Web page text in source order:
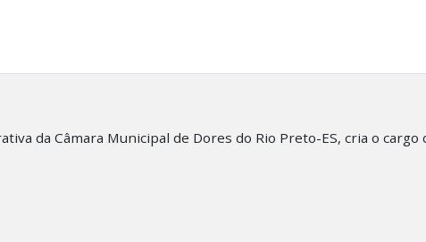
da Câmara Municipal de Dores do Rio Preto-ES, cria o